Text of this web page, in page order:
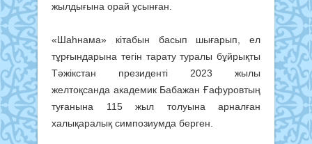
жылдығына орай ұсынған.
«Шаһнама» кітабын басып шығарып, ел
тұрғындарына тегін тарату туралы бұйрықты
Тәжікстан президенті 2023 жылы
желтоқсанда академик Бабажан Ғафуровтың
туғанына 115 жыл толуына арналған
халықаралық симпозиумда берген.